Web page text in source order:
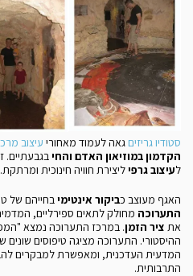
סטודיו גריזים גאה לעמוד מאחורי עיצוב
הקדמון במוזיאון האדם והחי בגבעתיים.
לעיצוב גרפיליצירת חוויה חינוכית ומרתקת.
האגף מעוצב כביקור אינטימי בחייהם של
התערוכה מחולק לתאים ספירליים,
את ציר הזמן. במרכז התערוכה נמצא
ההיסטורי. התערוכה מציגה טיפוסים
המדעית העדכנית, ומאפשרת למבקרים
התרבותית.